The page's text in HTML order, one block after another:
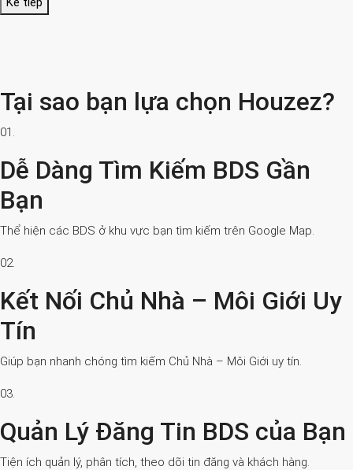
Tại sao bạn lựa chọn Houzez?
01.
Dễ Dàng Tìm Kiếm BDS Gần
Bạn
Thể hiện các BDS ở khu vực bạn tìm kiếm trên Google Map.
02.
Kết Nối Chủ Nhà – Môi Giới Uy
Tín
Giúp bạn nhanh chóng tìm kiếm Chủ Nhà – Môi Giới uy tín.
03.
Quản Lý Đăng Tin BDS của Bạn
Tiện ích quản lý, phân tích, theo dõi tin đăng và khách hàng.